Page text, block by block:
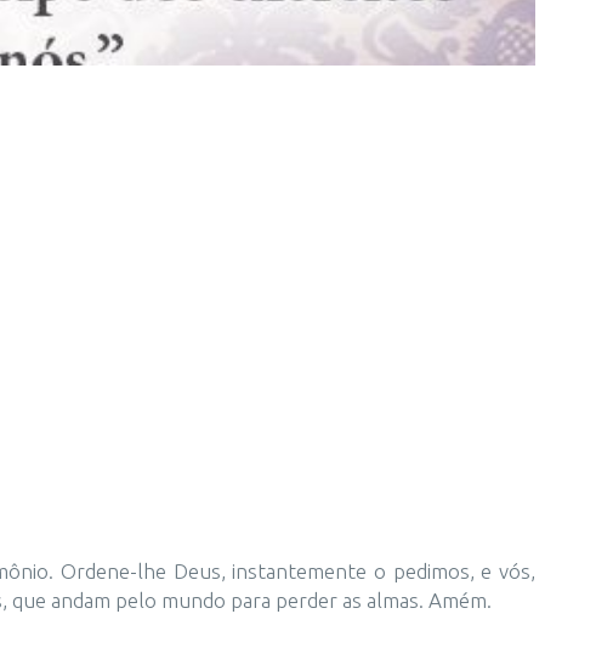
Ordene-lhe Deus, instantemente o pedimos, e vós,
andam pelo mundo para perder as almas. Amém.